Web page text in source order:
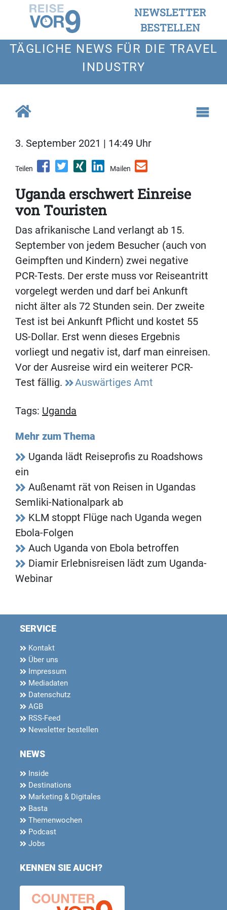
NEWSLETTER
BESTELLEN
TÄGLICHE NEWS FÜR DIE TRAVEL
INDUSTRY
3. September 2021 | 14:49 Uhr
Teilen Mailen
Uganda erschwert Einreise
von Touristen
Das afrikanische Land verlangt ab 15.
September von jedem Besucher (auch von
Geimpften und Kindern) zwei negative
PCR-Tests. Der erste muss vor Reiseantritt
vorgelegt werden und darf bei Ankunft
nicht älter als 72 Stunden sein. Der zweite
Test ist bei Ankunft Pflicht und kostet 55
US-Dollar. Erst wenn dieses Ergebnis
vorliegt und negativ ist, darf man einreisen.
Vor der Ausreise wird ein weiterer PCR-
Test fällig.
Auswärtiges Amt
Tags: Uganda
Mehr zum Thema
Uganda lädt Reiseprofis zu Roadshows
ein
Außenamt rät von Reisen in Ugandas
Semliki-Nationalpark ab
KLM stoppt Flüge nach Uganda wegen
Ebola-Folgen
Auch Uganda von Ebola betroffen
Diamir Erlebnisreisen lädt zum Uganda-
Webinar
SERVICE
Kontakt
Über uns
Impressum
Mediadaten
Datenschutz
AGB
RSS-Feed
Newsletter bestellen
NEWS
Inside
Destinations
Marketing & Digitales
Basta
Themenwochen
Podcast
Jobs
KENNEN SIE AUCH?